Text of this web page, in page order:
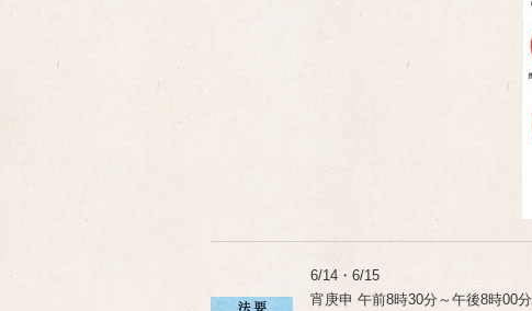
6/14・6/15
宵庚申 午前8時30分～午後8時00分